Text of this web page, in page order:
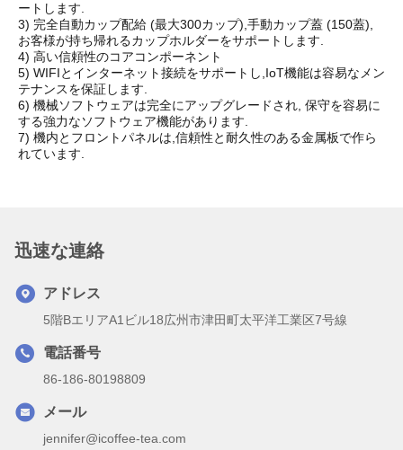
ートします.
3) 完全自動カップ配給 (最大300カップ),手動カップ蓋 (150蓋),
お客様が持ち帰れるカップホルダーをサポートします.
4) 高い信頼性のコアコンポーネント
5) WIFIとインターネット接続をサポートし,IoT機能は容易なメン
テナンスを保証します.
6) 機械ソフトウェアは完全にアップグレードされ, 保守を容易に
する強力なソフトウェア機能があります.
7) 機内とフロントパネルは,信頼性と耐久性のある金属板で作ら
れています.
迅速な連絡
アドレス
5階BエリアA1ビル18広州市津田町太平洋工業区7号線
電話番号
86-186-80198809
メール
jennifer@icoffee-tea.com